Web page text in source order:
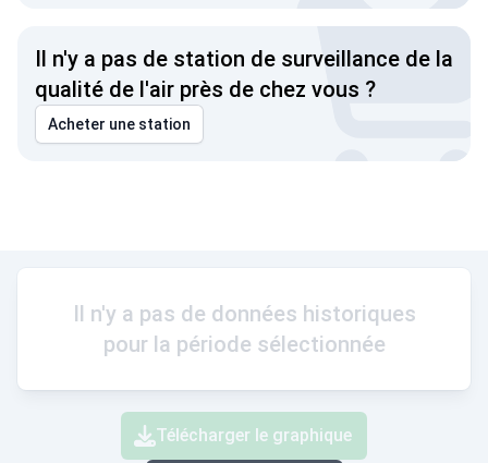
Il n'y a pas de station de surveillance de la
qualité de l'air près de chez vous ?
Acheter une station
Il n'y a pas de données historiques
pour la période sélectionnée
Télécharger le graphique